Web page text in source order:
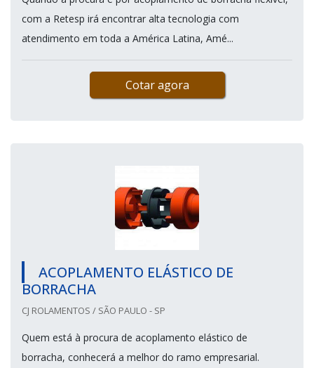
com a Retesp irá encontrar alta tecnologia com
atendimento em toda a América Latina, Amé...
Cotar agora
ACOPLAMENTO ELÁSTICO DE
BORRACHA
CJ ROLAMENTOS / SÃO PAULO - SP
Quem está à procura de acoplamento elástico de
borracha, conhecerá a melhor do ramo empresarial.